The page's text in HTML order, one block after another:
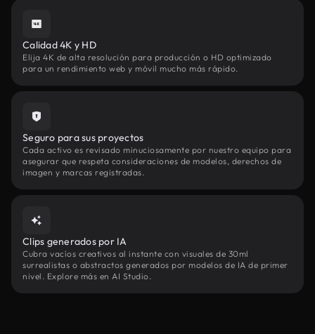
Calidad 4K y HD
Elija 4K de alta resolución para producción o HD optimizado
para un rendimiento web y móvil mucho más rápido.
Seguro para sus proyectos
Cada activo es revisado minuciosamente por nuestro equipo para
asegurar que respeta consideraciones de modelos, derechos de
imagen y marcas registradas.
Clips generados por IA
Cubra vacíos creativos al instante con visuales de 30ml
surrealistas o abstractos generados por modelos de IA de primer
nivel. Explore más en AI Studio.